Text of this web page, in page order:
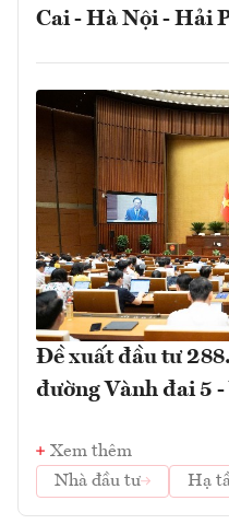
Cai - Hà Nội - Hải
Đề xuất đầu tư
đường Vành đai 5
Xem thêm
Nhà đầu tư
Hạ